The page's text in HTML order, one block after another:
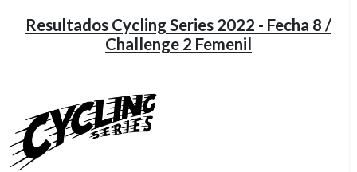
Resultados Cycling Series 2022 - Fecha 8 /
Challenge 2 Femenil